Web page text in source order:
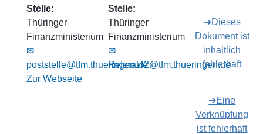
Stelle:
Thüringer
Finanzministerium
✉
poststelle@tfm.thueringen.de
Zur Webseite
Stelle:
Thüringer
Finanzministerium
✉
Referat42@tfm.thueringen.de
➔Dieses
Dokument ist
inhaltlich
fehlerhaft
➔Eine
Verknüpfung
ist fehlerhaft